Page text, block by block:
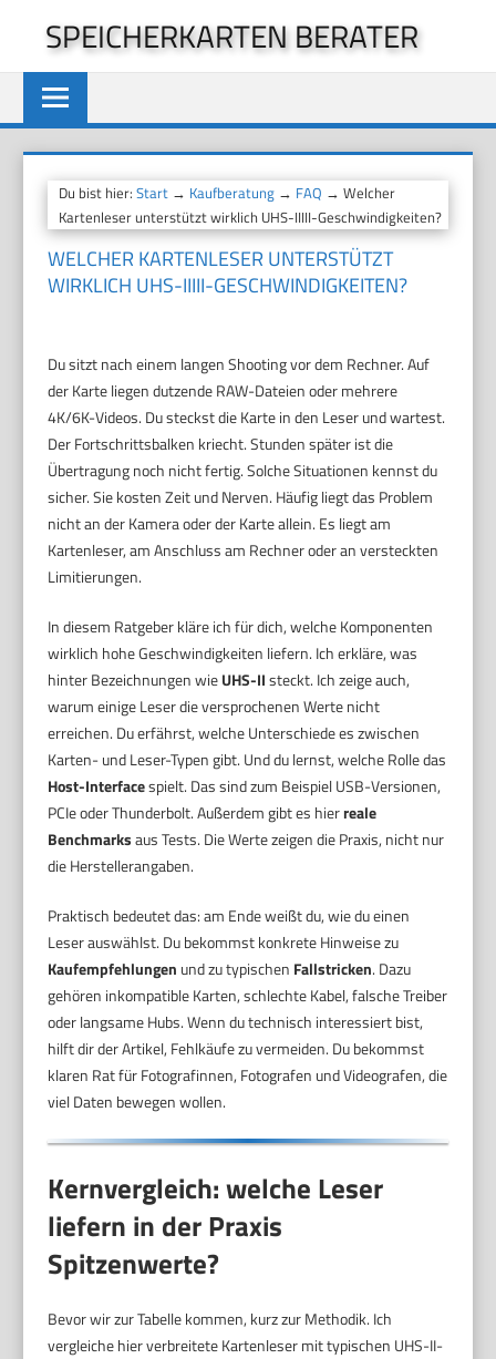
springen
SPEICHERKARTEN BERATER
Du bist hier:Start → Kaufberatung → FAQ → Welcher
Kartenleser unterstützt wirklich UHS-IIIII-Geschwindigkeiten?
WELCHER KARTENLESER UNTERSTÜTZT
WIRKLICH UHS-IIIII-GESCHWINDIGKEITEN?
Du sitzt nach einem langen Shooting vor dem Rechner. Auf
der Karte liegen dutzende RAW-Dateien oder mehrere
4K/6K-Videos. Du steckst die Karte in den Leser und wartest.
Der Fortschrittsbalken kriecht. Stunden später ist die
Übertragung noch nicht fertig. Solche Situationen kennst du
sicher. Sie kosten Zeit und Nerven. Häufig liegt das Problem
nicht an der Kamera oder der Karte allein. Es liegt am
Kartenleser, am Anschluss am Rechner oder an versteckten
Limitierungen.
In diesem Ratgeber kläre ich für dich, welche Komponenten
wirklich hohe Geschwindigkeiten liefern. Ich erkläre, was
hinter Bezeichnungen wieUHS-IIsteckt. Ich zeige auch,
warum einige Leser die versprochenen Werte nicht
erreichen. Du erfährst, welche Unterschiede es zwischen
Karten- und Leser-Typen gibt. Und du lernst, welche Rolle das
Host-Interfacespielt. Das sind zum Beispiel USB-Versionen,
PCIe oder Thunderbolt. Außerdem gibt es hierreale
Benchmarksaus Tests. Die Werte zeigen die Praxis, nicht nur
die Herstellerangaben.
Praktisch bedeutet das: am Ende weißt du, wie du einen
Leser auswählst. Du bekommst konkrete Hinweise zu
Kaufempfehlungen und zu typischen Fallstricken. Dazu
gehören inkompatible Karten, schlechte Kabel, falsche Treiber
oder langsame Hubs. Wenn du technisch interessiert bist,
hilft dir der Artikel, Fehlkäufe zu vermeiden. Du bekommst
klaren Rat für Fotografinnen, Fotografen und Videografen, die
viel Daten bewegen wollen.
Kernvergleich: welche Leser
liefern in der Praxis
Spitzenwerte?
Bevor wir zur Tabelle kommen, kurz zur Methodik. Ich
vergleiche hier verbreitete Kartenleser mit typischen UHS-II-